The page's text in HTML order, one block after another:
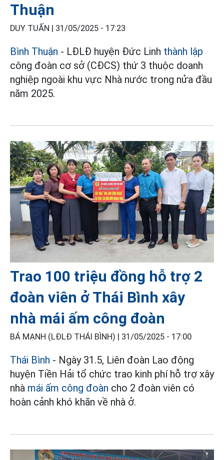
Thuận
DUY TUẤN | 31/05/2025 - 17:23
Bình Thuận - LĐLĐ huyện Đức Linh thành lập
công đoàn cơ sở (CĐCS) thứ 3 thuộc doanh
nghiệp ngoài khu vực Nhà nước trong nửa đầu
năm 2025.
Trao 100 triệu đồng hỗ trợ 2
đoàn viên ở Thái Bình xây
nhà mái ấm công đoàn
BÁ MẠNH (LĐLĐ THÁI BÌNH) | 31/05/2025 - 17:00
Thái Bình - Ngày 31.5, Liên đoàn Lao động
huyện Tiền Hải tổ chức trao kinh phí hỗ trợ xây
nhà mái ấm công đoàn cho 2 đoàn viên có
hoàn cảnh khó khăn về nhà ở.